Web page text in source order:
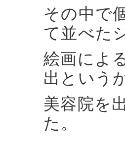
その中で
て並べた
絵画によ
出という
美容院を
た。